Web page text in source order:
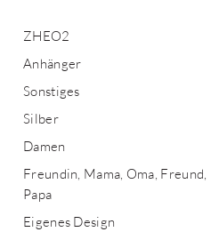
ZHEO2
Anhänger
Sonstiges
Silber
Damen
Freundin, Mama, Oma, Freund,
Papa
Eigenes Design